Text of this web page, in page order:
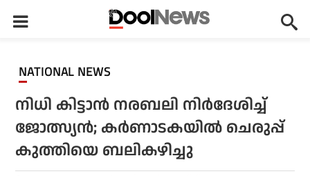
NATIONAL NEWS
നിധി കിട്ടാൻ നരബലി നിർദേശിച്ച്
ജോത്സ്യൻ; കർണാടകയിൽ ചെരുപ്പ്
കുത്തിയെ ബലികഴിച്ചു